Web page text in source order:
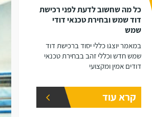
כל מה שחשוב לדעת לפני רכישת
דוד שמש ובחירת טכנאי דודי
שמש
במאמר יוצגו כללי יסוד ברכישת דוד
שמש חדש וכללי זהב בבחירת טכנאי
דודים אמין ומקצועי
קרא עוד